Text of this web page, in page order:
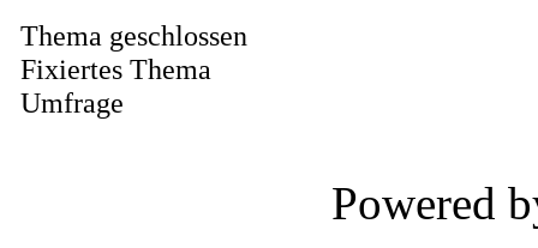
Thema geschlossen
Fixiertes Thema
Umfrage
Powered